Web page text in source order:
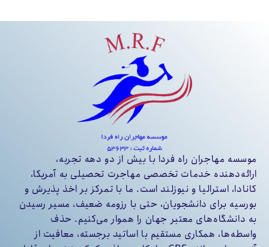
موسسه مهاجران راه فردا با بیش از دو دهه تجربه،
ارائه‌دهنده خدمات تخصصی مهاجرت تحصیلی به آمریکا،
کانادا، استرالیا و نیوزلند است. ما با تمرکز بر اخذ پذیرش و
بورسیه برای دانشجویان، حتی با رزومه ضعیف، مسیر رسیدن
به دانشگاه‌های معتبر جهان را هموار می‌کنیم. حذف
واسطه‌ها، همکاری مستقیم با اساتید برجسته، معافیت از